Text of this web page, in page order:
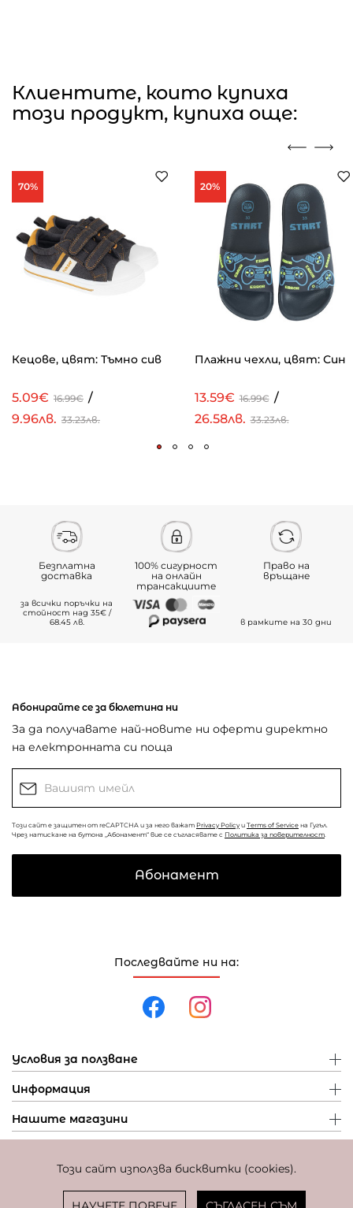
Този сайт използва бисквитки (cookies).
Клиентите, които купиха
този продукт, купиха още:
70%
Кецове, цвят: Тъмно сив
5.09€ 16.99€ /
9.96лв. 33.23лв.
20%
Плажни чехли, цвят: Син
13.59€ 16.99€ /
26.58лв. 33.23лв.
Безплатна
доставка
за всички поръчки на
стойност над 35€ /
68.45 лв.
100% сигурност
на онлайн
трансакциите
Право на
връщане
в рамките на 30 дни
Последвайте ни на:
Условия за ползване
Информация
Нашите магазини
Абонирайте се за бюлетина ни
За да получавате най-новите ни оферти директно
на електронната си поща
Този сайт е защитен от reCAPTCHA и за него важат Privacy Policy и Terms of Service на Гугъл.
Чрез натискане на бутона „Абонамент“ вие се съгласявате с Политика за поверителност
Абонамент
Фиксиран курс за превалутиране: 1 EUR = 1,95583 BGN